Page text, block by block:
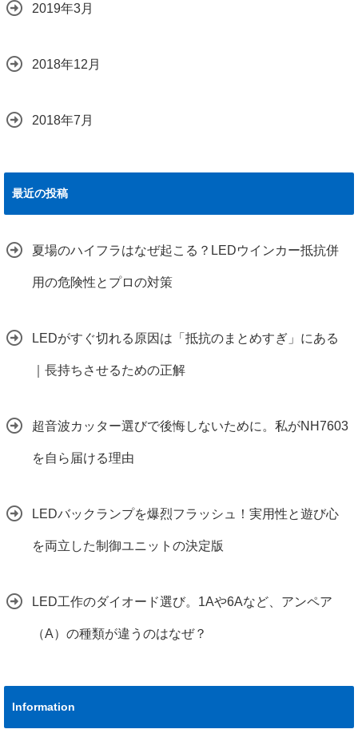
2019年3月
2018年12月
2018年7月
最近の投稿
夏場のハイフラはなぜ起こる？LEDウインカー抵抗併
用の危険性とプロの対策
LEDがすぐ切れる原因は「抵抗のまとめすぎ」にある
｜長持ちさせるための正解
超音波カッター選びで後悔しないために。私がNH7603
を自ら届ける理由
LEDバックランプを爆烈フラッシュ！実用性と遊び心
を両立した制御ユニットの決定版
LED工作のダイオード選び。1Aや6Aなど、アンペア
（A）の種類が違うのはなぜ？
Information